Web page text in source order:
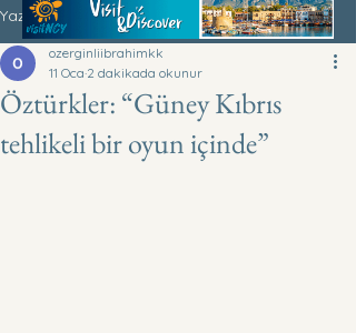
Yazı
Öztürkler: “Güney Kıbrıs
tehlikeli bir oyun içinde”
ozerginliibrahimkk
11 Oca 2 dakikada okunur